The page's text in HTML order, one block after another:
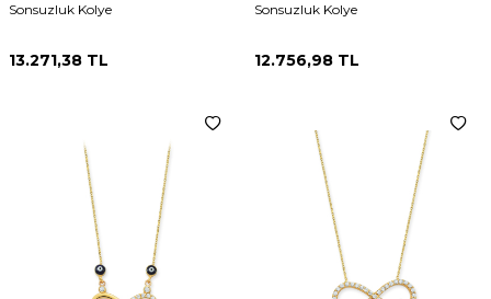
Sonsuzluk Kolye
13.271,38 TL
Sonsuzluk Kolye
12.756,98 TL